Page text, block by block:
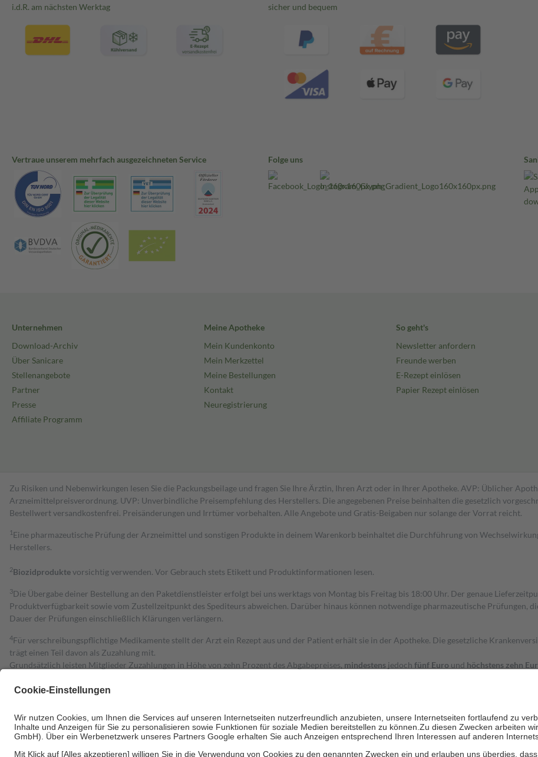
i.d.R. am nächsten Werktag
sicher und bequem
Vertraue unserem mehrfach ausgezeichneten Service Folge uns
Unternehmen
Download-Archiv
Über Sanicare
Stellenangebote
Partner
Presse
Affiliate Programm
Meine Apotheke
Mein Kundenkonto
Mein Merkzettel
Meine Bestellungen
Kontakt
Neuregistrierung
So geht's
Newsletter anfordern
Freunde werben
E-Rezept einlösen
Papier Rezept einlösen
Zu Risiken und Nebenwirkungen lesen Sie die Packungsbeilage und fragen Sie Ihre Ärztin, Ihren Arzt oder in Ihrer Apotheke. AVP: Üblicher
Arzneimittelpreisverordnung. UVP: Unverbindliche Preisempfehlung des Herstellers. Die angegebenen Preise beinhalten die gesetzlich
Bestell­wert versand­kosten­frei. Preisänderungen und Irrtümer vorbehalten. Alle Angebote und Gratis-Beigaben nur solange der Vorrat reicht.
1 Eine pharmazeutische Prüfung der Arzneimittel und sonstigen Produkte in deinem Warenkorb beinhaltet die Durchführung von
Herstellers.
2Biozidproduktevorsichtig verwenden. Vor Gebrauch stets Etikett und Produktinformationen lesen.
3Die Übergabe deiner Bestellung an den Paketdienstleister erfolgt bei uns werktags von Montag bis Freitag bis 18:00 Uhr. Der genaue
Produktverfügbarkeit sowie vom Zustellzeitpunkt des Spediteurs abweichen. Darüber hinaus können notwendige pharmazeutische Prüfungen,
Dauer der Prüfungen einschließlich Klärungen verlängern.
4Für verschreibungspflichtige Medikamente stellt der Arzt ein Rezept aus und der Patient erhält sie in der Apotheke. Die gesetzliche
trägt einen Teil davon als Zuzahlung mit.
Grundsätzlich leisten Mitglieder Zuzahlungen in Höhe von zehn Prozent des Abgabepreises, mindestens jedoch fünf Euro und höchstens zehn
Diese Regeln gelten grundsätzlich auch für Online-Apotheken.
Um das Engagement der Versicherten für ihre eigene Gesundheit zu stärken und die besondere Stellung der Familie zu unterstützen, fallenkeine
• Kindern und Jugendlichen bis zum vollendeten 18. Lebensjahr mit Ausnahme der Fahrkosten
• Untersuchungen zur Vorsorge und Früherkennung, die von der GKV getragen werden
• empfohlenen Schutzimpfungen